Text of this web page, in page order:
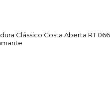
Clássico Costa Aberta RT 066